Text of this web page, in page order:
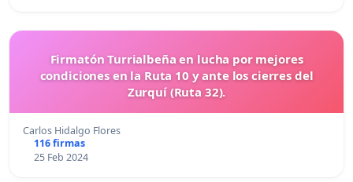
Firmatón Turrialbeña en lucha por mejores
condiciones en la Ruta 10 y ante los cierres del
Zurquí (Ruta 32).
Carlos Hidalgo Flores
116 firmas
25 Feb 2024